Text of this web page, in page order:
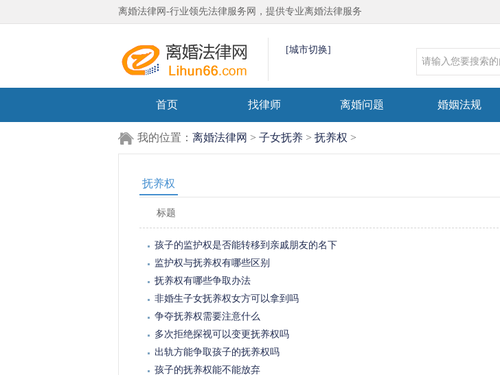
离婚法律网-行业领先法律服务网，提供专业离婚法律服务
[城市切换]
首页 找律师 离婚问题 婚姻法规
我的位置： 离婚法律网 > 子女抚养 > 抚养权 >
抚养权
标题
孩子的监护权是否能转移到亲戚朋友的名下
监护权与抚养权有哪些区别
抚养权有哪些争取办法
非婚生子女抚养权女方可以拿到吗
争夺抚养权需要注意什么
多次拒绝探视可以变更抚养权吗
出轨方能争取孩子的抚养权吗
孩子的抚养权能不能放弃